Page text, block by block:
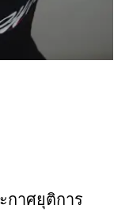
กาศยุติการ